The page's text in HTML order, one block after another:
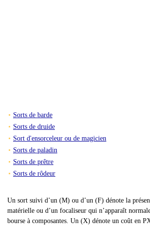
Sorts de barde
Sorts de druide
Sort d'ensorceleur ou de magicien
Sorts de paladin
Sorts de prêtre
Sorts de rôdeur
Un sort suivi d’un (M) ou d’un (F) dénote la
matérielle ou d’un focaliseur qui n’apparaît
bourse à composantes. Un (X) dénote un coût en